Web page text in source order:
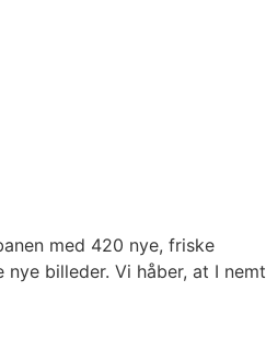
med 420 nye, friske
billeder. Vi håber, at I nemt